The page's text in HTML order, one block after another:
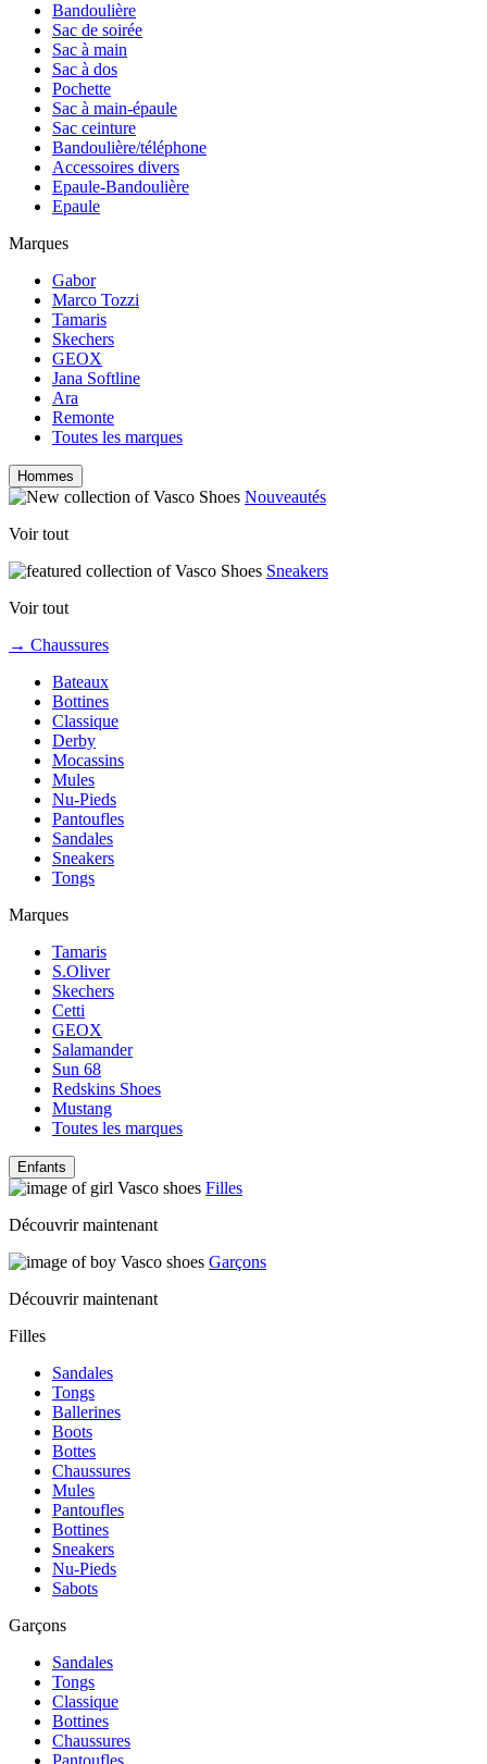
Bandoulière
Sac de soirée
Sac à main
Sac à dos
Pochette
Sac à main-épaule
Sac ceinture
Bandoulière/téléphone
Accessoires divers
Epaule-Bandoulière
Epaule
Marques
Gabor
Marco Tozzi
Tamaris
Skechers
GEOX
Jana Softline
Ara
Remonte
Toutes les marques
Hommes
Nouveautés
Voir tout
Sneakers
Voir tout
→ Chaussures
Bateaux
Bottines
Classique
Derby
Mocassins
Mules
Nu-Pieds
Pantoufles
Sandales
Sneakers
Tongs
Marques
Tamaris
S.Oliver
Skechers
Cetti
GEOX
Salamander
Sun 68
Redskins Shoes
Mustang
Toutes les marques
Enfants
Filles
Découvrir maintenant
Garçons
Découvrir maintenant
Filles
Sandales
Tongs
Ballerines
Boots
Bottes
Chaussures
Mules
Pantoufles
Bottines
Sneakers
Nu-Pieds
Sabots
Garçons
Sandales
Tongs
Classique
Bottines
Chaussures
Pantoufles